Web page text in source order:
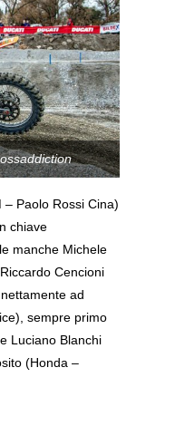
– Paolo Rossi Cina)
chiave
manche Michele
Cencioni
ad
sempre primo
Luciano Blanchi
(Honda –